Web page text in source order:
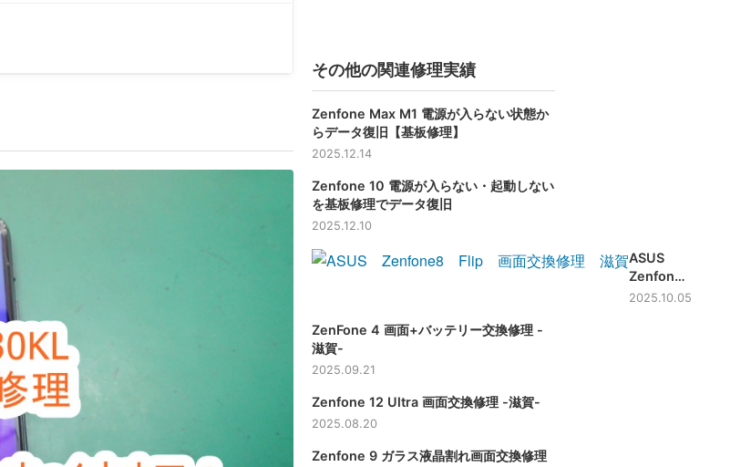
その他の関連修理実績
Zenfone Max M1 電源が入らない状態か
らデータ復旧【基板修理】
2025.12.14
Zenfone 10 電源が入らない・起動しない
を基板修理でデータ復旧
2025.12.10
ASUS
Zenfone8
Flip 画面
2025.10.05
ZenFone 4 画面+バッテリー交換修理 -
滋賀-
2025.09.21
Zenfone 12 Ultra 画面交換修理 -滋賀-
2025.08.20
Zenfone 9 ガラス液晶割れ画面交換修理